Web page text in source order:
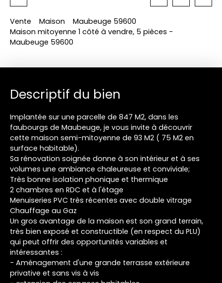
Vente Maison
Maubeuge 59600
Maison mitoyenne 1 côté à vendre, 5 pièces -
Maubeuge 59600
Descriptif du bien
Implantée sur une parcelle de 847 M2, dans les
faubourgs de Maubeuge, je vous invite à découvrir
cette maison semi-mitoyenne de 93 M2 ( 75 M2 en
surface habitable).
Sa rénovation soignée donne à son intérieur et à ses
volumes une ambiance chaleureuse et conviviale;
Très bonne isolation phonique et thermique
2 chambres en RDC et à l'étage
Menuiseries PVC très récentes avec double vitrage
Chauffage au Gaz
Un gros avantage de la maison est son grand terrain,
très bien exposé et constructible (en respect du PLU)
qui peut offrir des opportunités variables et
intéressantes :
- Aménagement d'une grande terrasse extérieure
privative et sans vis à vis